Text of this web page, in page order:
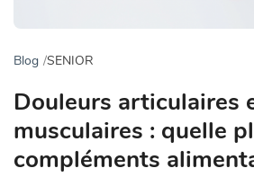
Blog SENIOR
Douleurs articulaires
musculaires : quelle
compléments